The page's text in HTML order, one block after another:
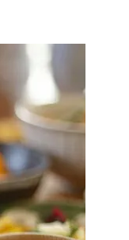
リセット
サプリ
美容
シニア
女性・フェムケア
生活習慣
介護
機能性原料・素材
その他